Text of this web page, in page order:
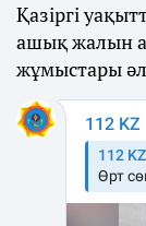
Қазіргі
ашық жалын
жұмыстары